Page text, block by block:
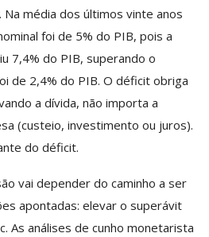
média dos últimos vinte anos
foi de 5% do PIB, pois a
7,4% do PIB, superando o
de 2,4% do PIB. O déficit obriga
a dívida, não importa a
(custeio, investimento ou juros).
do déficit.
vai depender do caminho a ser
apontadas: elevar o superávit
As análises de cunho monetarista